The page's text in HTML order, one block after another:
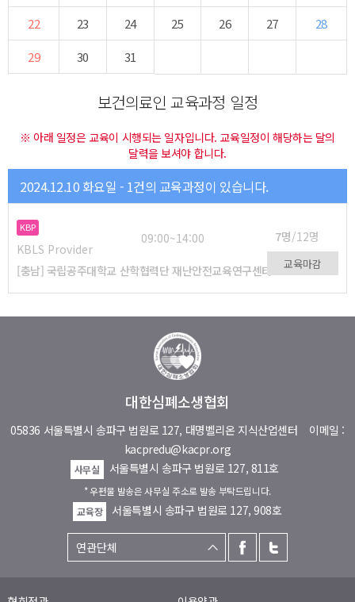
22
23 24 25 26 27
28
29
30 31
보건의료인 교육과정 일정
※ 아래 일정은 교육이 시행되는 일자입니다. 교육일정이 해당하는 달의
달력을 보셔야 합니다.
2024.12.10 화요일 - 1건의 교육과정이 있습니다.
KBP
KBLS Provider
09:00~14:00 7명/12명
[충남] 국립공주대학교 산학협력단 재난안전교육연구센터 교육마감
대한심폐소생협회
05836 서울특별시 송파구 법원로 127, 대명벨리온 지식산업센터 이메일 :
kacpredu@kacpr.org
사무실 서울특별시 송파구 법원로 127, 811호
* 우편물 발송은 사무실 주소로 발송 부탁드립니다.
교육장
서울특별시 송파구 법원로 127, 908호